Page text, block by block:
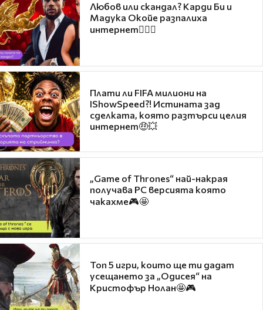
Любов или скандал? Карди Би и
Мадука Окойе разпалиха
интернет❤️‍🔥🔥
Плати ли FIFA милиони на
IShowSpeed?! Истината зад
сделката, която разтърси целия
интернет🤑💥
„Game of Thrones“ най-накрая
получава PC версията която
чакахме🎮🤩
Топ 5 игри, които ще ти дадат
усещането за „Одисея“ на
Кристофър Нолан🤩🎮